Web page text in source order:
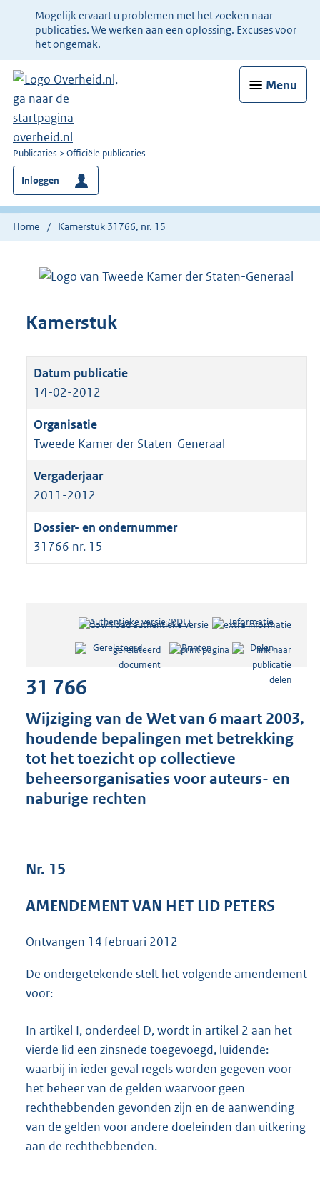
Ter
informatie:
Mogelijk ervaart u problemen met het zoeken naar
publicaties. We werken aan een oplossing. Excuses voor
het ongemak.
Menu
U
bent
nu
hier:
Publicaties Officiële publicaties
Inloggen
Home Kamerstuk 31766, nr. 15
Kamerstuk
14-02-2012
Tweede Kamer der Staten-Generaal
2011-2012
31766 nr. 15
Authentieke versie (PDF)b
s
s
g
r
o
Informatie
Gerelateerd Printen Delen
31 766
Wijziging van de Wet van 6 maart 2003,
houdende bepalingen met betrekking
tot het toezicht op collectieve
beheersorganisaties voor auteurs- en
naburige rechten
Nr. 15
AMENDEMENT VAN HET LID PETERS
Ontvangen 14 februari 2012
De ondergetekende stelt het volgende amendement
voor:
In artikel I, onderdeel D, wordt in artikel 2 aan het
vierde lid een zinsnede toegevoegd, luidende:
waarbij in ieder geval regels worden gegeven voor
het beheer van de gelden waarvoor geen
rechthebbenden gevonden zijn en de aanwending
van de gelden voor andere doeleinden dan uitkering
aan de rechthebbenden.